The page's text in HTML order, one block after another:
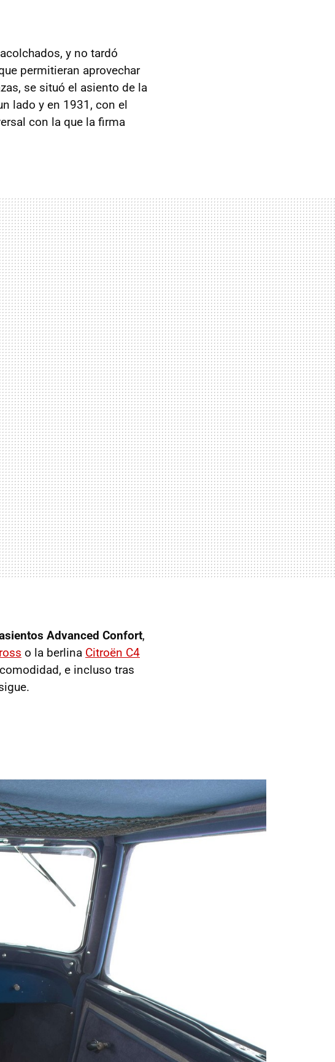
y no tardó
permitieran aprovechar
se situó el asiento de la
lado y en 1931, con el
con la que la firma
Advanced Confort,
o la berlina Citroën C4
e incluso tras